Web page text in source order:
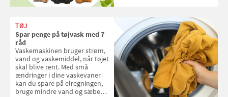
favoritter. Det fejrer Samvirke
med en quiz om alt det danske
frugt, vi elsker. Konkurrencen
slutter fredag d. 18. september
2026
TØJ
Spar penge på tøjvask med 7
råd
Vaskemaskinen bruger strøm,
vand og vaskemiddel, når tøjet
skal blive rent. Med små
ændringer i dine vaskevaner
kan du spare på elregningen,
bruge mindre vand og sæbe